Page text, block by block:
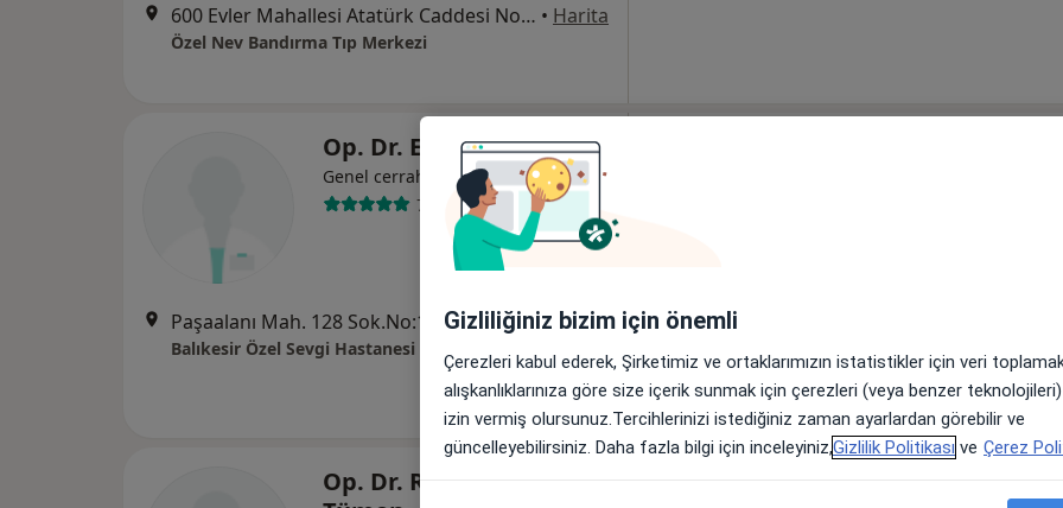
600 Evler Mahallesi Atatürk Caddesi No:8, Bandırma • Harita
Özel Nev Bandırma Tıp Merkezi
Op. Dr. Erol Önal
Genel cerrahi
7 görüş
Paşaalanı Mah. 128 Sok.No:11, Balıkesir • Harita
Balıkesir Özel Sevgi Hastanesi
Op. Dr. Ragıp Burhan
Gizliliğiniz bizim için önemli
Çerezleri kabul ederek, Şirketimiz ve ortaklarımızın istatistikler için veri
alışkanlıklarınıza göre size içerik sunmak için çerezleri (veya benzer
izin vermiş olursunuz.Tercihlerinizi istediğiniz zaman ayarlardan görebilir ve
güncelleyebilirsiniz. Daha fazla bilgi için inceleyiniz,Gizlilik Politikası ve Çerez